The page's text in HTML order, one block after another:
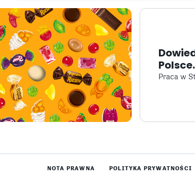
Polsce.
Praca w
NOTA PRAWNA POLITYKA PRYWATNOŚCI